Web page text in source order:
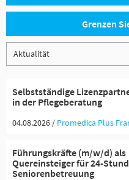
Grenzen
Selbstständige
in der Pflegeberatung
04.08.2026 / Promedica Plus
Führungskräfte (m/w/d) als
Quereinsteiger für 24-
Seniorenbetreuung